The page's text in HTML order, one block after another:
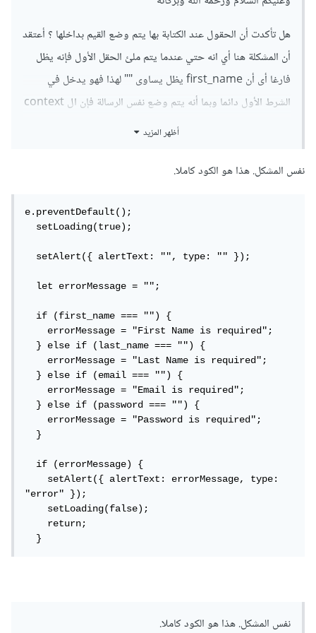
هل تأكدت أن الحقول عند الكتابة بها يتم وضع القيم بداخلها ؟ أعتقد
أن المشكلة هنا أي انه حتي عندما يتم ملئ الحقل الأول فإنه يظل
فارغا أى أن first_name يظل يساوى "" لهذا فهو يدخل في
الشرط الأول دائما وبما أنه يتم وضع نفس الرسالة فإن ال context
لن يعيد تصير (re-render) المكون وبالتالي لن يتم ظهور رسالة
{
  setLoading
(true);
  setAlert
({ alertText :
let errorMessage = "";
if ( first_name === "")
{
    errorMessage
= "First Name is
required"
;
}
else if (last_name === "" ) {
    errorMessage
=
} else if (password === "" ) {
    errorMessage
}
أظهر المزيد
نفس المشكل. هذا هو الكود كاملا.
e.preventDefault();
  setLoading(true);
  setAlert({ alertText: "", type: "" });
  let errorMessage = "";
  if (first_name === "") {
    errorMessage = "First Name is required";
  } else if (last_name === "") {
    errorMessage = "Last Name is required";
  } else if (email === "") {
    errorMessage = "Email is required";
  } else if (password === "") {
    errorMessage = "Password is required";
  }
  if (errorMessage) {
    setAlert({ alertText: errorMessage, type:
"error" });
    setLoading(false);
    return;
  }
نفس المشكل. هذا هو الكود كاملا.